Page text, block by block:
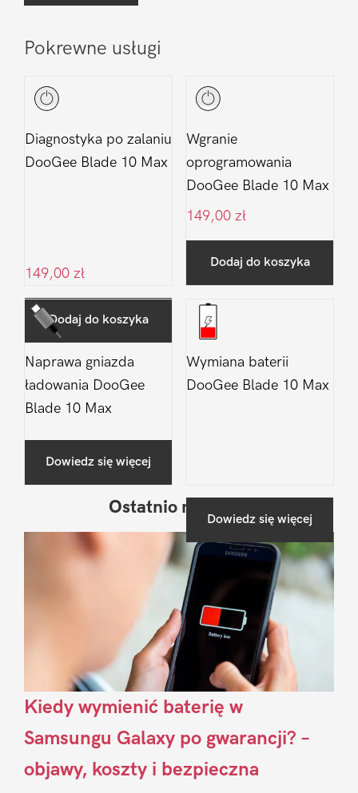
Pokrewne usługi
Diagnostyka po zalaniu
DooGee Blade 10 Max
149,00 zł
Dodaj do koszyka
Wgranie
oprogramowania
DooGee Blade 10 Max
149,00 zł
Dodaj do koszyka
Naprawa gniazda
ładowania DooGee
Blade 10 Max
Dowiedz się więcej
Wymiana baterii
DooGee Blade 10 Max
Dowiedz się więcej
Sidebar
Ostatnio na blogu
Kiedy wymienić baterię w
Samsungu Galaxy po gwarancji? –
objawy, koszty i bezpieczna